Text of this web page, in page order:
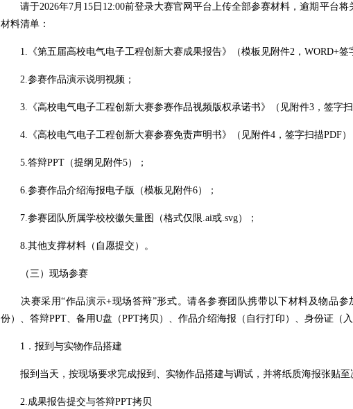
请于2026年7月15日12:00前登录大赛官网平台上传全部参赛材料，逾期平台将
材料清单：
1.《第五届高校电气电子工程创新大赛成果报告》（模板见附件2，WORD+签
2.参赛作品演示说明视频；
3.《高校电气电子工程创新大赛参赛作品视频版权承诺书》（见附件3，签字扫
4.《高校电气电子工程创新大赛参赛免责声明书》（见附件4，签字扫描PDF）
5.答辩PPT（提纲见附件5）；
6.参赛作品介绍海报电子版（模板见附件6）；
7.参赛团队所属学校校徽矢量图（格式仅限.ai或.svg）；
8.其他支撑材料（自愿提交）。
（三）现场参赛
决赛采用“作品演示+现场答辩”形式。请各参赛团队携带以下材料及物品参
份）、答辩PPT、备用U盘（PPT拷贝）、作品介绍海报（自行打印）、身份证（
1．报到与实物作品搭建
报到当天，按现场要求完成报到、实物作品搭建与调试，并将纸质海报张贴至
2.成果报告提交与答辩PPT拷贝